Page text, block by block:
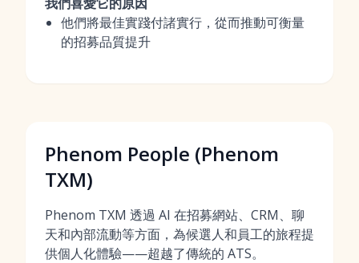
他們將最佳實踐付諸實行，從而推動可衡量
的招募品質提升
Phenom People (Phenom
TXM)
Phenom TXM 透過 AI 在招募網站、CRM、聊
天和內部流動等方面，為候選人和員工的旅程提
供個人化體驗——超越了傳統的 ATS。